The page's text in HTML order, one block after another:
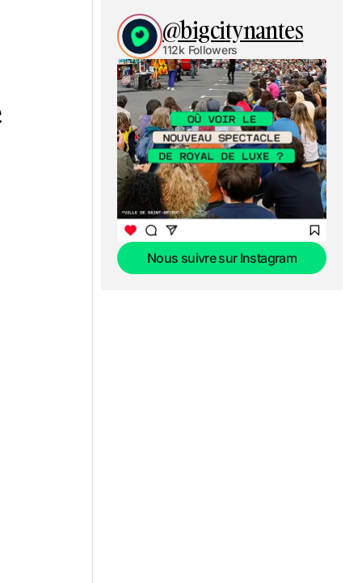
@bigcitynantes
112k Followers
Nous suivre sur Instagram